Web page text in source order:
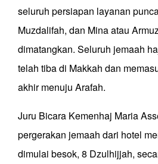
seluruh persiapan layanan
Muzdalifah, dan Mina atau
dimatangkan. Seluruh jemaah
telah tiba di Makkah dan
akhir menuju Arafah.
Juru Bicara Kemenhaj Maria
pergerakan jemaah dari hotel
dimulai besok, 8 Dzulhijjah,